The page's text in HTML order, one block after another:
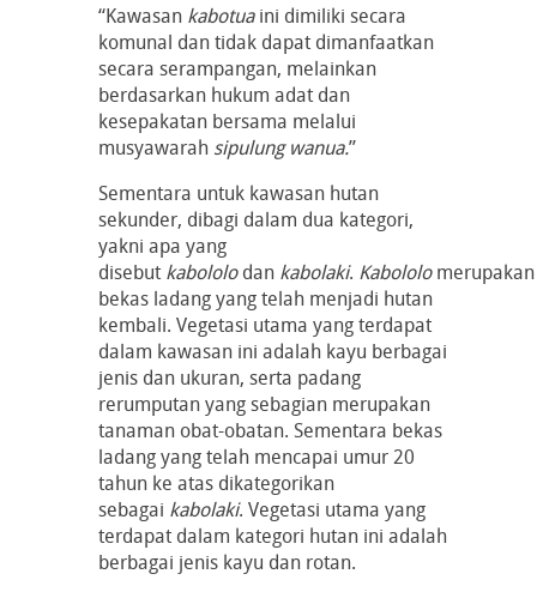
“Kawasan kabotuaini dimiliki secara
komunal dan tidak dapat dimanfaatkan
secara serampangan, melainkan
berdasarkan hukum adat dan
kesepakatan bersama melalui
musyawarah sipulung wanua.”
Sementara untuk kawasan hutan
sekunder, dibagi dalam dua kategori,
yakni apa yang
disebut kabololodan kabolaki. Kabololomerupakan
bekas ladang yang telah menjadi hutan
kembali. Vegetasi utama yang terdapat
dalam kawasan ini adalah kayu berbagai
jenis dan ukuran, serta padang
rerumputan yang sebagian merupakan
tanaman obat-obatan. Sementara bekas
ladang yang telah mencapai umur 20
tahun ke atas dikategorikan
sebagai kabolaki. Vegetasi utama yang
terdapat dalam kategori hutan ini adalah
berbagai jenis kayu dan rotan.